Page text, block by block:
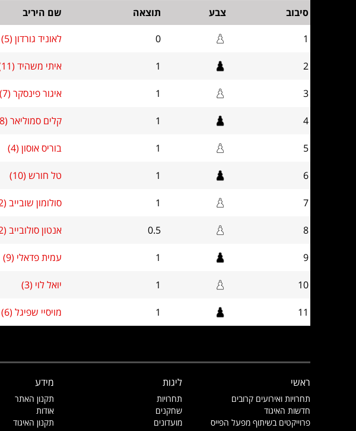
סיבוב צבע תוצאה שם היריב
1
0 לאוניד גורדון (5)
2
1 איתי משהיד (11)
3
1 איגור פינסקר (7)
4
1 קלים סמוליאר (8)
5
1 בוריס אוסון (4)
6
1 טל חורש (10)
7
1 סולומון שובייב (12)
8
0.5 אנטון סולובייב (2)
9
1 עמית פדאלי (9)
10
1 יואל לוי (3)
11
1 מויסיי שפיגל (6)
ראשי
תחרויות ואירועים קרובים
חדשות האיגוד
פרוייקטים בשיתוף מפעל הפייס
ליגות
תחרויות
שחקנים
מועדונים
מידע
תקנון האתר
אודות
תקנון האיגוד